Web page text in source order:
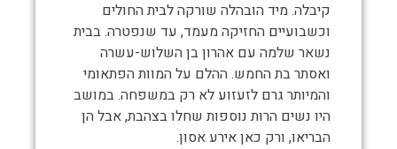
קיבלה. מיד הובהלה שורקה לבית החולים
וכשבועיים החזיקה מעמד, עד שנפטרה. בבית
נשאר שלמה עם אהרון בן השלוש-עשרה
ואסתר בת החמש. ההלם על המוות הפתאומי
והמיותר גרם לזעזוע לא רק במשפחה. במושב
היו נשים הרות נוספות שחלו בצהבת, אבל הן
הבריאו, ורק כאן אירע אסון.